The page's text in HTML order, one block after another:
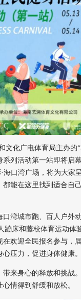
广电体育局主办的
列活动第一站即将启
海口湾广场，将为大家
能在这里找到适合自
城市跑、百人户外动
蹦床和藤校体育运动体
欢迎全民报名参与，
压力，促进身体健康。
身心的释放和挑战。
情得到舒缓和放松。